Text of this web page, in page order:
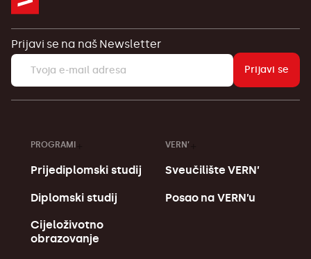
Prijavi se na naš Newsletter
Prijavi se
PROGRAMI
Prijediplomski studij
Diplomski studij
Cijeloživotno
obrazovanje
VERN’
Sveučilište VERN’
Posao na VERN’u